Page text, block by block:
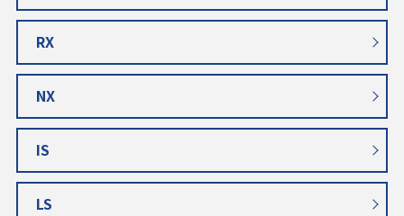
RX
NX
IS
LS